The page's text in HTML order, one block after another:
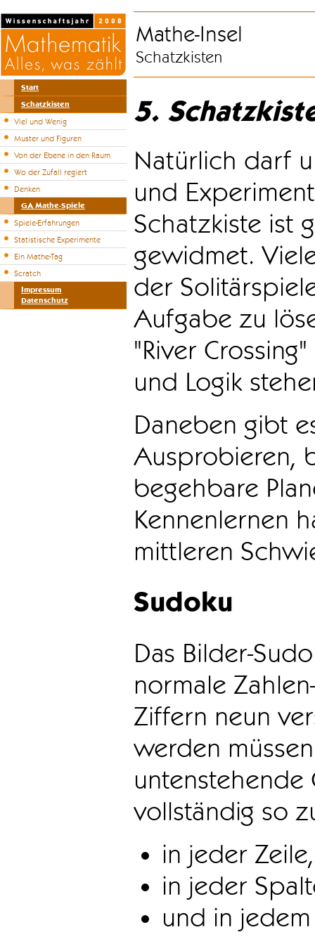
Start
Schatzkisten
Viel und Wenig
Muster und Figuren
Von der Ebene in den Raum
Wo der Zufall regiert
Denken
GA Mathe-Spiele
Spiele-Erfahrungen
Statistische Experimente
Ein Mathe-Tag
Scratch
Impressum
Datenschutz
Mathe-Insel
Schatzkisten
5.
Natürlich darf
und
Schatzkiste ist
gewidmet.
der
Aufgabe zu
"River
und Logik
Daneben gibt
Ausprobieren,
begehbare
Kennenlernen
mittleren
Sudoku
Das Bilder-
normale
Ziffern neun
werden
vollständig so
in jeder Zeile,
in jeder
und in